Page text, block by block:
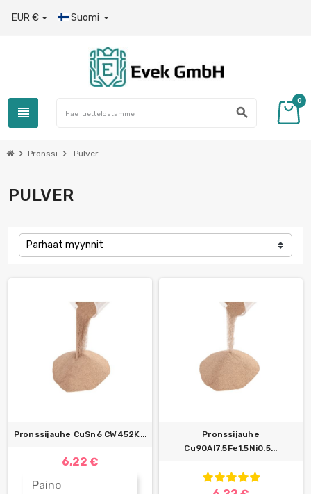
EUR € Suomi 
view_headline search
0
chevron_right Pronssi chevron_right Pulver
PULVER
Parhaat myynnit
Pronssijauhe CuSn6 CW452K...
6,22 €
Paino
Pronssijauhe
Cu90Al7.5Fe1.5Ni0.5...